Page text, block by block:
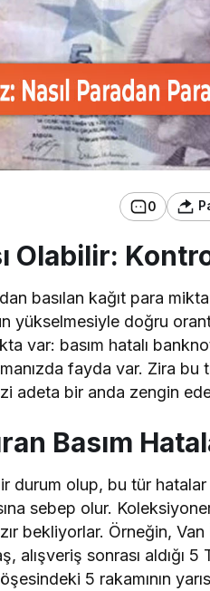
0
Olabilir:
basılan kağıt para
yükselmesiyle doğru
var: basım hatalı
fayda var. Zira bu
adeta bir anda zengin
Basım
durum olup, bu tür hatalar
sebep olur.
bekliyorlar. Örneğin,
sonrası aldığı 5
5 rakamının